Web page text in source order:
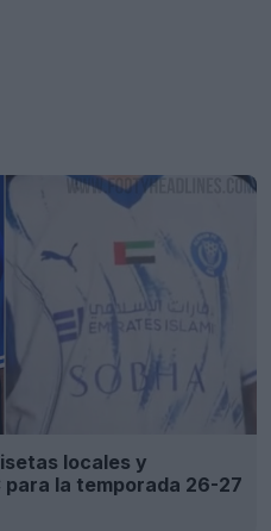
locales y
la temporada 26-27